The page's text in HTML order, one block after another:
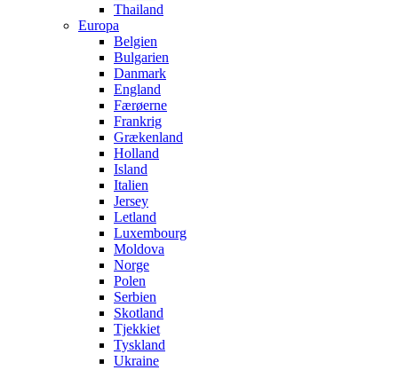
Thailand
Europa
Belgien
Bulgarien
Danmark
England
Færøerne
Frankrig
Grækenland
Holland
Island
Italien
Jersey
Letland
Luxembourg
Moldova
Norge
Polen
Serbien
Skotland
Tjekkiet
Tyskland
Ukraine